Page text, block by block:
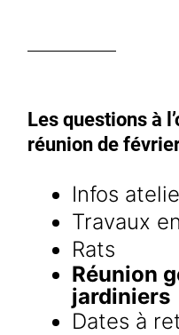
Les questions à
réunion de
Infos
Travaux
Rats
Réunion
jardiniers
Dates à